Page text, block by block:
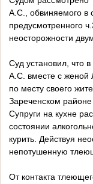
А.С., обвиняемого в
предусмотренного
неосторожности
Суд установил, что
А.С. вместе с женой
по месту своего
Зареченском районе
Супруги на кухне
состоянии
курить. Действуя
непотушенную
От контакта